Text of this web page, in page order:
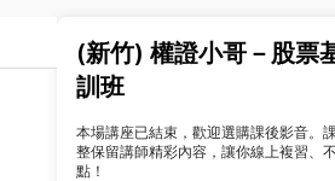
(新竹) 權證小哥－股票
訓班
本場講座已結束，歡迎選購課後影音。
整保留講師精彩內容，讓你線上複習、
點！